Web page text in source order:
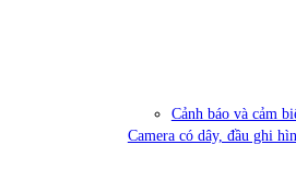
Cảnh báo và cảm
Camera có dây, đầu ghi